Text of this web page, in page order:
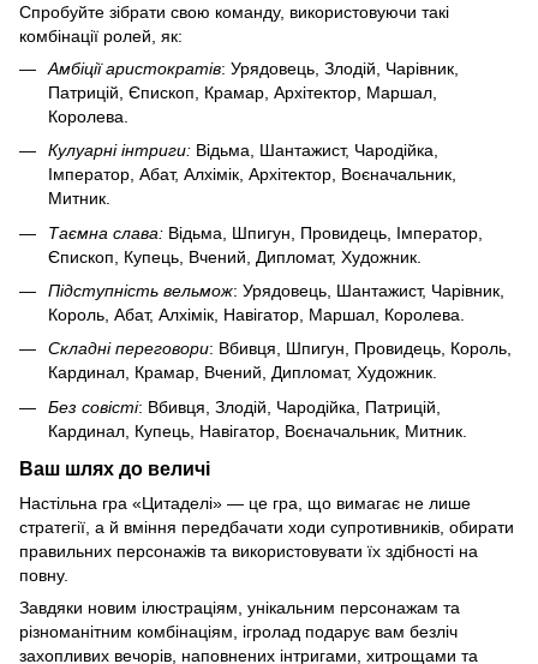
Спробуйте зібрати свою команду, використовуючи такі
комбінації ролей, як:
Амбіції аристократів: Урядовець, Злодій, Чарівник,
Патрицій, Єпископ, Крамар, Архітектор, Маршал,
Королева.
Кулуарні інтриги: Відьма, Шантажист, Чародійка,
Імператор, Абат, Алхімік, Архітектор, Воєначальник,
Митник.
Таємна слава: Відьма, Шпигун, Провидець, Імператор,
Єпископ, Купець, Вчений, Дипломат, Художник.
Підступність вельмож: Урядовець, Шантажист, Чарівник,
Король, Абат, Алхімік, Навігатор, Маршал, Королева.
Складні переговори: Вбивця, Шпигун, Провидець, Король,
Кардинал, Крамар, Вчений, Дипломат, Художник.
Без совісті: Вбивця, Злодій, Чародійка, Патрицій,
Кардинал, Купець, Навігатор, Воєначальник, Митник.
Ваш шлях до величі
Настільна гра «Цитаделі» — це гра, що вимагає не лише
стратегії, а й вміння передбачати ходи супротивників, обирати
правильних персонажів та використовувати їх здібності на
повну.
Завдяки новим ілюстраціям, унікальним персонажам та
різноманітним комбінаціям, ігролад подарує вам безліч
захопливих вечорів, наповнених інтригами, хитрощами та